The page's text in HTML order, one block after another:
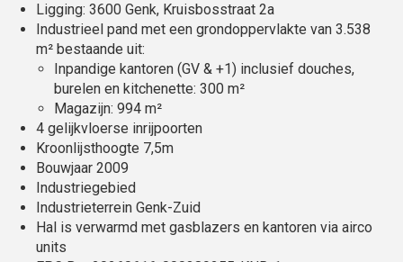
Ligging: 3600 Genk, Kruisbosstraat 2a
Industrieel pand met een grondoppervlakte van 3.538
m² bestaande uit:
Inpandige kantoren (GV & +1) inclusief douches,
burelen en kitchenette: 300 m²
Magazijn: 994 m²
4 gelijkvloerse inrijpoorten
Kroonlijsthoogte 7,5m
Bouwjaar 2009
Industriegebied
Industrieterrein Genk-Zuid
Hal is verwarmd met gasblazers en kantoren via airco
units